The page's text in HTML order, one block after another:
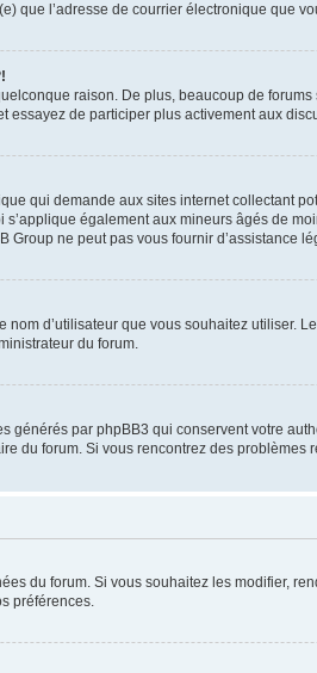
que l’adresse de courrier électronique que
raison. De plus, beaucoup de
de participer plus activement aux
qui demande aux sites internet
également aux mineurs âgés de
ne peut pas vous fournir d’assistance
d’utilisateur que vous souhaitez
du forum.
générés par phpBB3 qui conservent votre
du forum. Si vous rencontrez des
du forum. Si vous souhaitez les modifier,
préférences.